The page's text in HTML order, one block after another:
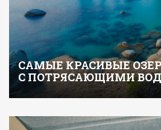
САМЫЕ КРАСИВЫЕ
С ПОТРЯСАЮЩИМИ